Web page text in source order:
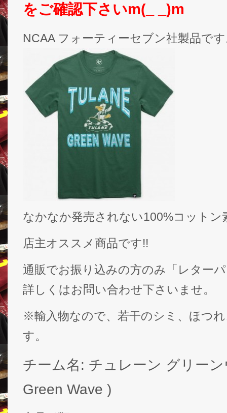
をご確認下さいm(_ _)m
NCAA フォーティーセブン社製品で
なかなか発売されない100%コットン
店主オススメ商品です!!
通販でお振り込みの方のみ「レター
詳しくはお問い合わせ下さいませ。
※輸入物なので、若干のシミ、ほつ
す。
チーム名: チュレーン グリー
Green Wave )